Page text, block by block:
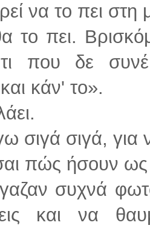
να το πει
το πει.
που δε
κάν' το».
σιγά σιγά,
πώς ήσουν ως
συχνά
και να